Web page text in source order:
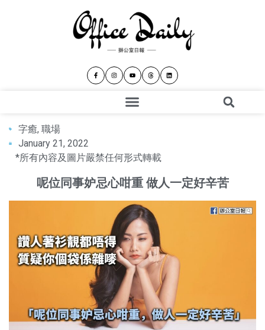
字癒, 職場
January 21, 2022
*所有內容及圖片嚴禁任何形式轉載
呢位同事妒忌心咁重 做人一定好辛苦